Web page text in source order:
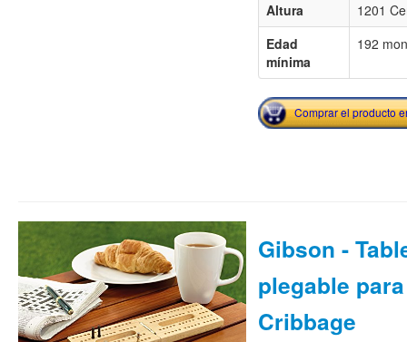
Altura
1201
Edad
mínima
192
Comprar el producto
Gibson -
plegable
Cribbage